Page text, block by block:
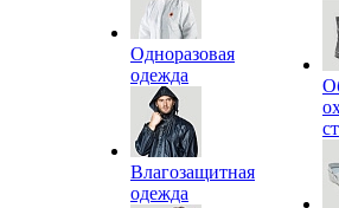
Одноразовая
одежда
Влагозащитная
одежда